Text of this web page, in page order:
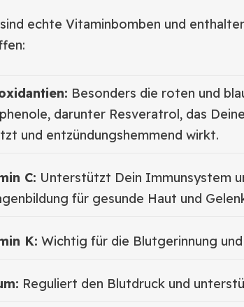
echte Vitaminbomben und
Besonders die roten und
darunter Resveratrol, das
und entzündungshemmend wirkt.
C: Unterstützt Dein Immunsystem
für gesunde Haut und
K: Wichtig für die Blutgerinnung
Reguliert den Blutdruck und